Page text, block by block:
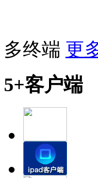
多终端 更
5+客户端